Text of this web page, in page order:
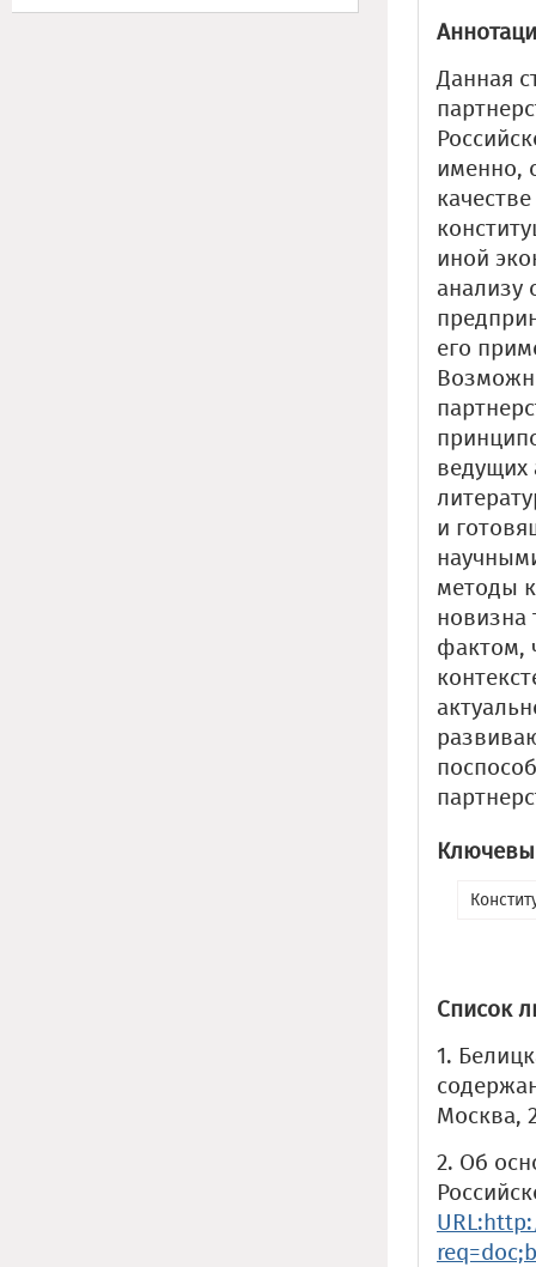
Данная
именно,
иной
анализу
его
ведущих
и
методы
новизна
фактом,
Список
1.
Москва,
2. Об